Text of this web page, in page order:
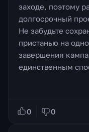
заходе, поэтому
долгосрочный
Не забудьте
пристанью на
завершения
единственным
0 0